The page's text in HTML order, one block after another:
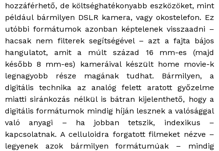
hozzáférhető, de költséghatékonyabb eszközöket, mint
például bármilyen DSLR kamera, vagy okostelefon. Ez
utóbbi formátumok azonban képtelenek visszaadni –
hacsak nem filterek segítségével – azt a fajta bájos
hangulatot, amit a múlt század 16 mm-es (majd
később 8 mm-es) kameráival készült home movie-k
legnagyobb része magának tudhat. Bármilyen, a
digitális technika az analóg felett aratott győzelme
miatti siránkozás nélkül is bátran kijelenthető, hogy a
digitális formátumok mindig híján lesznek a valósággal
való anyagi – ha jobban tetszik, indexikus –
kapcsolatnak. A celluloidra forgatott filmeket nézve –
legyenek azok bármilyen formátumúak – mindig